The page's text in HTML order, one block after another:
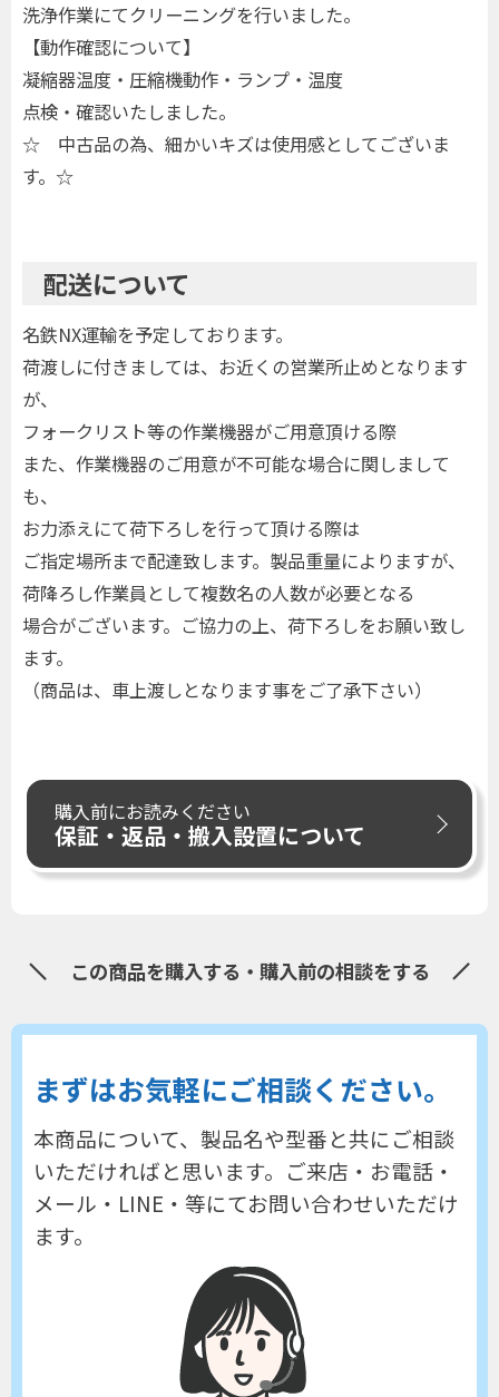
洗浄作業にてクリーニングを行いました。
【動作確認について】
凝縮器温度・圧縮機動作・ランプ・温度
点検・確認いたしました。
☆ 中古品の為、細かいキズは使用感としてございま
す。☆
配送について
名鉄NX運輸を予定しております。
荷渡しに付きましては、お近くの営業所止めとなります
が、
フォークリスト等の作業機器がご用意頂ける際
また、作業機器のご用意が不可能な場合に関しまして
も、
お力添えにて荷下ろしを行って頂ける際は
ご指定場所まで配達致します。製品重量によりますが、
荷降ろし作業員として複数名の人数が必要となる
場合がございます。ご協力の上、荷下ろしをお願い致し
ます。
（商品は、車上渡しとなります事をご了承下さい）
購入前にお読みください
保証・返品・搬入設置について
この商品を購入する・購入前の相談をする
まずはお気軽にご相談ください。
本商品について、製品名や型番と共にご相談
いただければと思います。 ご来店・お電話・
メール・LINE・等にてお問い合わせいただけ
ます。